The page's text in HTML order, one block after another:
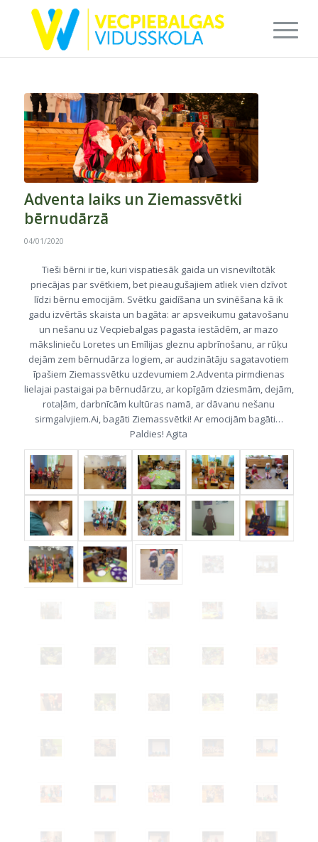
Adventa laiks un Ziemassvētki
bērnudārzā
04/01/2020
Tieši bērni ir tie, kuri vispatiesāk gaida un visneviltotāk
priecājas par svētkiem, bet pieaugušajiem atliek vien dzīvot
līdzi bērnu emocijām. Svētku gaidīšana un svinēšana kā ik
gadu izvērtās skaista un bagāta: ar apsveikumu gatavošanu
un nešanu uz Vecpiebalgas pagasta iestādēm, ar mazo
mākslinieču Loretes un Emīlijas gleznu apbrīnošanu, ar rūķu
dejām zem bērnudārza logiem, ar audzinātāju sagatavotiem
īpašiem Ziemassvētku uzdevumiem 2.Adventa pirmdienas
lielajai pastaigai pa bērnudārzu, ar kopīgām dziesmām, dejām,
rotaļām, darbnīcām kultūras namā, ar dāvanu nešanu
sirmgalvjiem.Ai, bagāti Ziemassvētki! Ar emocijām bagāti…
Paldies! Agita